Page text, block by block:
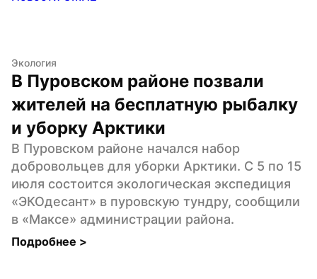
Экология
В Пуровском районе позвали
жителей на бесплатную рыбалку
и уборку Арктики
В Пуровском районе начался набор
добровольцев для уборки Арктики. С 5 по 15
июля состоится экологическая экспедиция
«ЭКОдесант» в пуровскую тундру, сообщили
в «Максе» администрации района.
Подробнее >